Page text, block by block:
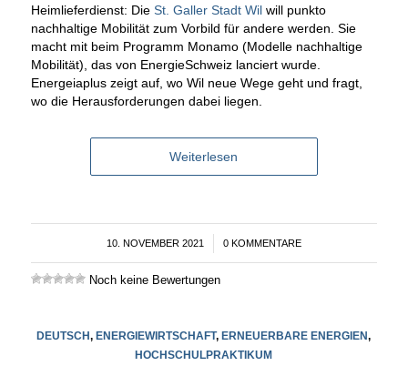
Heimlieferdienst: Die St. Galler Stadt Wilwill punkto
nachhaltige Mobilität zum Vorbild für andere werden. Sie
macht mit beim Programm Monamo (Modelle nachhaltige
Mobilität), das von EnergieSchweiz lanciert wurde.
Energeiaplus zeigt auf, wo Wil neue Wege geht und fragt,
wo die Herausforderungen dabei liegen.
Weiterlesen
10. NOVEMBER 2021
/ 0 KOMMENTARE
Noch keine Bewertungen
DEUTSCH,ENERGIEWIRTSCHAFT,ERNEUERBARE ENERGIEN,
HOCHSCHULPRAKTIKUM